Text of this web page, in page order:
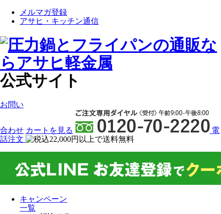
メルマガ登録
アサヒ・キッチン通信
公式サイト
お問い
合わせ カート を見る
電
話注文
キャンペーン
一覧